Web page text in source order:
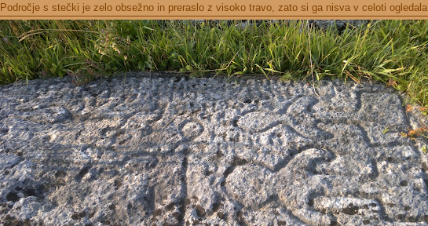
Področje s stečki je zelo obsežno in preraslo z visoko travo, zato si ga nisva v celoti ogledala.